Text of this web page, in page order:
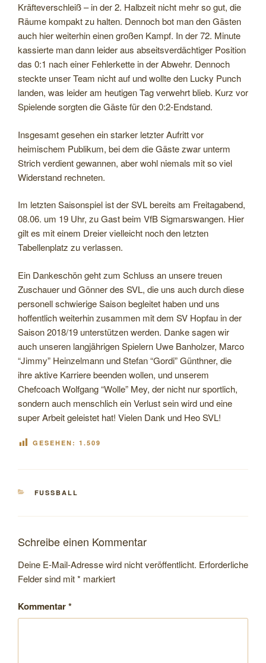
Kräfteverschleiß – in der 2. Halbzeit nicht mehr so gut, die
Räume kompakt zu halten. Dennoch bot man den Gästen
auch hier weiterhin einen großen Kampf. In der 72. Minute
kassierte man dann leider aus abseitsverdächtiger Position
das 0:1 nach einer Fehlerkette in der Abwehr. Dennoch
steckte unser Team nicht auf und wollte den Lucky Punch
landen, was leider am heutigen Tag verwehrt blieb. Kurz vor
Spielende sorgten die Gäste für den 0:2-Endstand.
Insgesamt gesehen ein starker letzter Aufritt vor
heimischem Publikum, bei dem die Gäste zwar unterm
Strich verdient gewannen, aber wohl niemals mit so viel
Widerstand rechneten.
Im letzten Saisonspiel ist der SVL bereits am Freitagabend,
08.06. um 19 Uhr, zu Gast beim VfB Sigmarswangen. Hier
gilt es mit einem Dreier vielleicht noch den letzten
Tabellenplatz zu verlassen.
Ein Dankeschön geht zum Schluss an unsere treuen
Zuschauer und Gönner des SVL, die uns auch durch diese
personell schwierige Saison begleitet haben und uns
hoffentlich weiterhin zusammen mit dem SV Hopfau in der
Saison 2018/19 unterstützen werden. Danke sagen wir
auch unseren langjährigen Spielern Uwe Banholzer, Marco
“Jimmy” Heinzelmann und Stefan “Gordi” Günthner, die
ihre aktive Karriere beenden wollen, und unserem
Chefcoach Wolfgang “Wolle” Mey, der nicht nur sportlich,
sondern auch menschlich ein Verlust sein wird und eine
super Arbeit geleistet hat! Vielen Dank und Heo SVL!
GESEHEN: 1.509
KATEGORIEN
FUSSBALL
Schreibe einen Kommentar
Deine E-Mail-Adresse wird nicht veröffentlicht. Erforderliche
Felder sind mit* markiert
Kommentar*